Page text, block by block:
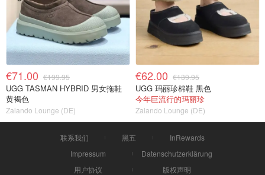
€71.00 €199.95
UGG TASMAN HYBRID 男女拖鞋
黄褐色
Zalando Lounge (DE)
€62.00 €139.95
UGG 玛丽珍棉鞋 黑色
今年巨流行的玛丽珍
Zalando Lounge (DE)
联系我们 黑五
InRewards
Impressum
Datenschutzerklärung
用户协议
版权声明